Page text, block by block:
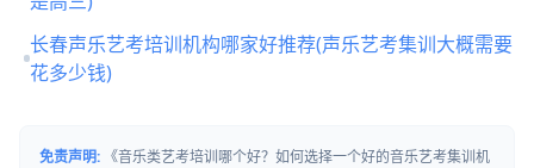
长春声乐艺考培训机构哪家好推荐(声乐艺考集训大概需要
花多少钱)
免责声明: 《音乐类艺考培训哪个好？如何选择一个好的音乐艺考集训机